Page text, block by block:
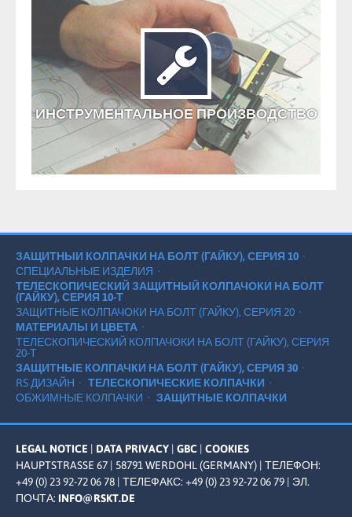
ИНСТРУМЕНТАЛЬНОЕ ПРОИЗВОДСТВО
ЗАЩИТНЫИ КОЛПАЧКИ НА БОЛТ (ГАЙКУ), СЕРИЯ 10
СПЕЦИАЛЬНЫЕ ИЗДЕЛИЯ
ТЕЛЕСКОПИЧЕСКИЙ ЗАЩИТНЫЙ КОЛПАЧОКИ НА БОЛТ
(ГАЙКУ), СЕРИЯ 10-Т
ЗАЩИТНЫЕ КОЛПАЧОКИ НА БОЛТ (ГАЙКУ), СЕРИЯ 20
МАТЕРИАЛЫ И ЦВЕТА
ТЕЛЕСКОПИЧЕСКИЙ КОЛПАЧОКИ НА БОЛТ (ГАЙКУ), СЕРИЯ
20-Т
ЗАЩИТНЫЕ КОЛПАЧКИ НА БОЛТ (ГАЙКУ), СЕРИЯ 30
RS ДИЗАЙН
ТЕЛЕСКОПИЧЕСКИЕ КОЛПАЧКИ
ОБЖИМНЫЕ КОЛПАЧКИ
ЗАЩИТНЫЕ КОЛПАЧКИ
LEGAL NOTICE | DATA PRIVACY | GBC | COOKIES
HAUPTSTRASSE 67 | 58791 WERDOHL (GERMANY) | ТЕЛЕФОН: +
49 (0) 23 92-72 06 78 | ТЕЛЕФАКС: +49 (0) 23 92-72 06 79 |
ЭЛ.
ПОЧТА: INFO@RSKT.DE